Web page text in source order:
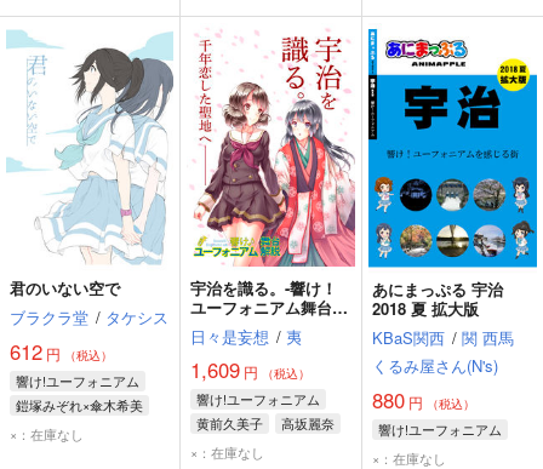
君のいない空で
ブラクラ堂 / タケシス
612 円 （税込）
響け!ユーフォニアム
鎧塚みぞれ×傘木希美
鎧塚みぞれ
×：在庫なし
宇治を識る。-響け！
ユーフォニアム舞台解
説-
日々是妄想 / 夷
1,609 円 （税込）
響け!ユーフォニアム
黄前久美子
高坂麗奈
×：在庫なし
あにまっぷる 宇治
2018 夏 拡大版
KBaS関西 / 関 西馬
くるみ屋さん(N's)
880円 （税込）
響け!ユーフォニアム
×：在庫なし